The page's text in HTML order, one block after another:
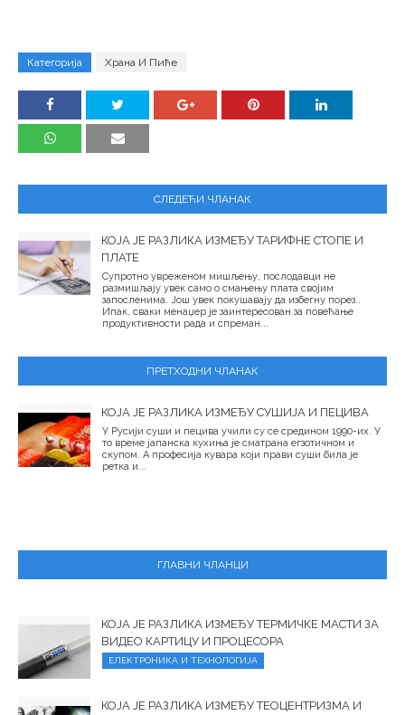
Категорија Храна И Пиће
СЛЕДЕЋИ ЧЛАНАК
КОЈА ЈЕ РАЗЛИКА ИЗМЕЂУ ТАРИФНЕ СТОПЕ И
ПЛАТЕ
Супротно увреженом мишљењу, послодавци не
размишљају увек само о смањењу плата својим
запосленима. Још увек покушавају да избегну порез..
Ипак, сваки менаџер је заинтересован за повећање
продуктивности рада и спреман...
ПРЕТХОДНИ ЧЛАНАК
КОЈА ЈЕ РАЗЛИКА ИЗМЕЂУ СУШИЈА И ПЕЦИВА
У Русији суши и пецива учили су се средином 1990-их. У
то време јапанска кухиња је сматрана егзотичном и
скупом. А професија кувара који прави суши била је
ретка и...
ГЛАВНИ ЧЛАНЦИ
КОЈА ЈЕ РАЗЛИКА ИЗМЕЂУ ТЕРМИЧКЕ МАСТИ ЗА
ВИДЕО КАРТИЦУ И ПРОЦЕСОРА
ЕЛЕКТРОНИКА И ТЕХНОЛОГИЈА
КОЈА ЈЕ РАЗЛИКА ИЗМЕЂУ ТЕОЦЕНТРИЗМА И